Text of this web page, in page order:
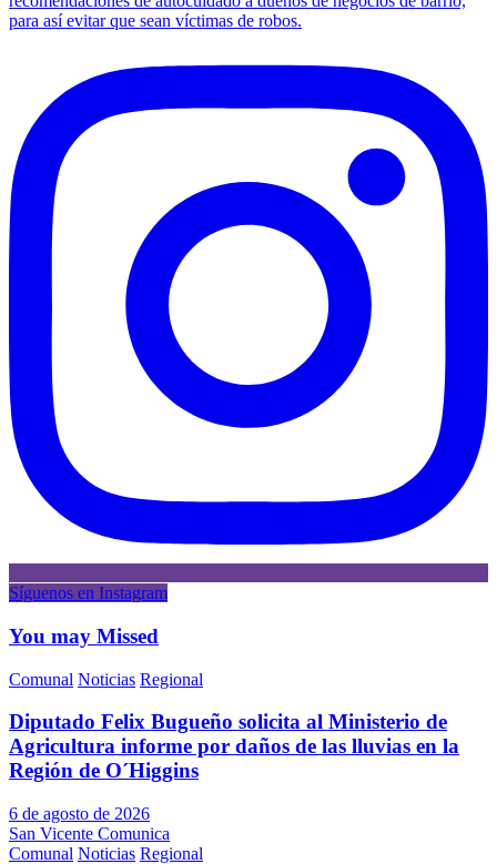
Síguenos en Instagram
You may Missed
Comunal Noticias Regional
Diputado Felix Bugueño solicita al Ministerio de
Agricultura informe por daños de las lluvias en la
Región de O´Higgins
6 de agosto de 2026
San Vicente Comunica
Comunal Noticias Regional